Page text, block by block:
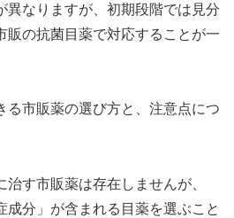
異なりますが、初期段階では見分
販の抗菌目薬で対応することが一
る市販薬の選び方と、注意点につ
す市販薬は存在しませんが、
成分」が含まれる目薬を選ぶこと